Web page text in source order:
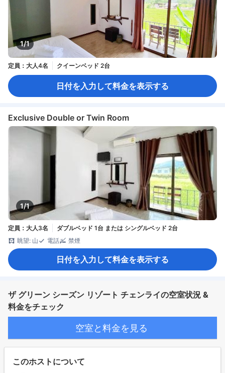
1/1
定員：大人4名 クイーンベッド 2台
日付を入力して料金を表示する
Exclusive Double or Twin Room
1/1
定員：大人3名
ダブルベッド 1台 または シングルベッド 2台
眺望: 山
電話 禁煙
日付を入力して料金を表示する
ザ グリーン シーズン リゾート チェンライの空室状況 &
料金をチェック
空室と料金を見る
このホストについて